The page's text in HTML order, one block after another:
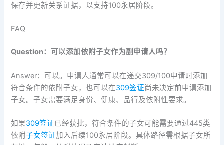
保存并更新关系证据，以支持100永居阶段。
FAQ
Question：可以添加依附子女作为副申请人吗？
Answer：可以。申请人通常可以在递交309/100申请时添加
符合条件的依附子女，也可以在309签证尚未决定前申请添加
子女。子女需要满足身份、健康、品行及依附性要求。
如果309签证已经获批，符合条件的子女可能需要通过445类
依附子女签证加入后续100永居阶段。具体路径需根据子女所